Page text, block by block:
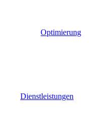
Optimierung
Dienstleistungen